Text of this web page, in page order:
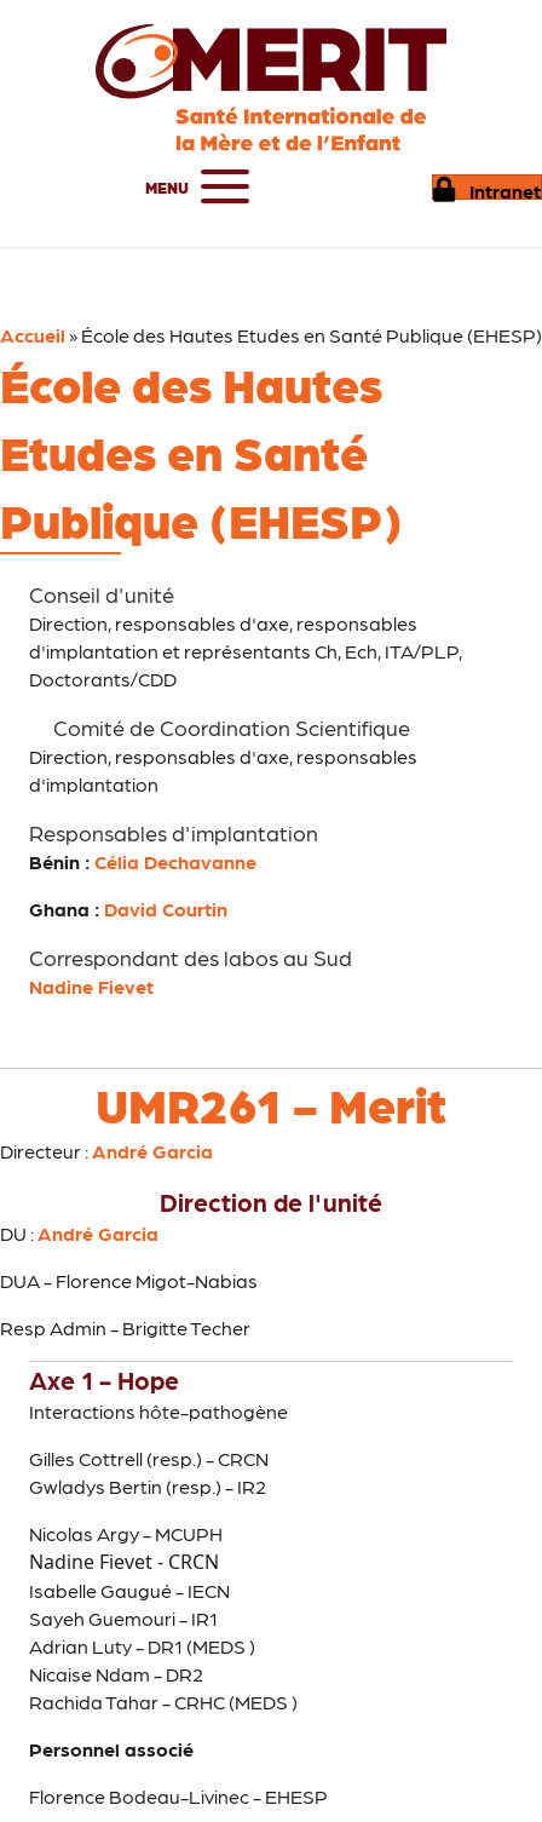
MENU Intranet
Accueil » École des Hautes Etudes en Santé Publique (EHESP)
École des Hautes
Etudes en Santé
Publique (EHESP)
Conseil d'unité
Direction, responsables d'axe, responsables
d'implantation et représentants Ch, Ech, ITA/PLP,
Doctorants/CDD
Comité de Coordination Scientifique
Direction, responsables d'axe, responsables
d'implantation
Responsables d'implantation
Bénin : Célia Dechavanne
Ghana : David Courtin
Correspondant des labos au Sud
Nadine Fievet
UMR261 - Merit
Directeur :André Garcia
Direction de l'unité
DU :André Garcia
DUA - Florence Migot-Nabias
Resp Admin - Brigitte Techer
Axe 1 - Hope
Interactions hôte-pathogène
Gilles Cottrell (resp.) - CRCN
Gwladys Bertin (resp.) - IR2
Nicolas Argy - MCUPH
Nadine Fievet - CRCN
Isabelle Gaugué - IECN
Sayeh Guemouri - IR1
Adrian Luty - DR1 (MEDS )
Nicaise Ndam - DR2
Rachida Tahar - CRHC (MEDS )
Personnel associé
Florence Bodeau-Livinec - EHESP